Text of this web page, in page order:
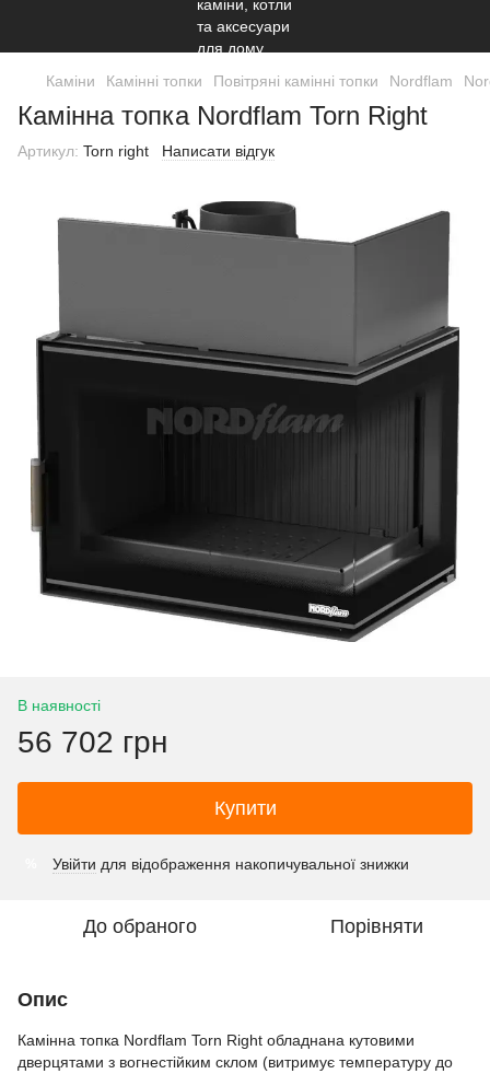
Каміни Камінні топки Повітряні камінні топки Nordflam
Камінна топка Nordflam Torn Right
Артикул: Torn right Написати відгук
В наявності
56 702 грн
Купити
Увійти для відображення накопичувальної знижки
До обраного Порівняти
Опис
Камінна топка Nordflam Torn Right обладнана кутовими
дверцятами з вогнестійким склом (витримує температуру до